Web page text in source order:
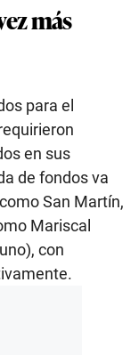
más
para el
en sus
de fondos va
San Martín,
Mariscal
con